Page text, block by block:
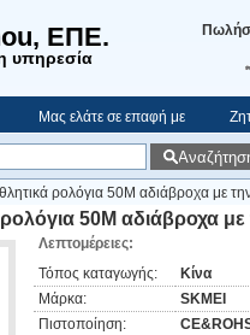
ΕΠΕ.
υπηρεσία
Μας ελάτε σε επαφή με
ρολόγια 50M αδιάβροχα με
50M αδιάβροχα
Λεπτομέρειες:
Τόπος καταγωγής:
Κίνα
Μάρκα:
SKMEI
Πιστοποίηση: